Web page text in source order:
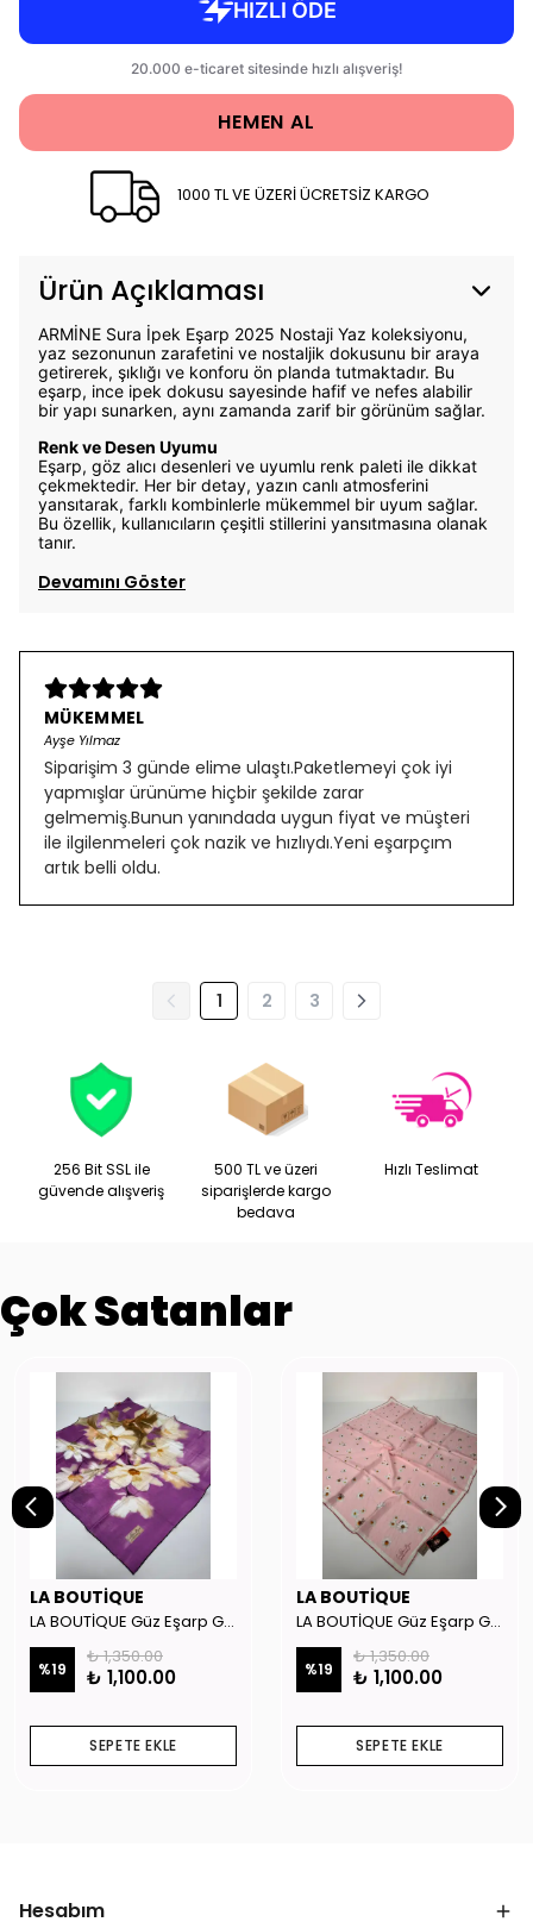
HEMEN AL
1000 TL VE ÜZERİ ÜCRETSİZ KARGO
Ürün Açıklaması
ARMİNE Sura İpek Eşarp 2025 Nostaji Yaz koleksiyonu,
yaz sezonunun zarafetini ve nostaljik dokusunu bir araya
getirerek, şıklığı ve konforu ön planda tutmaktadır. Bu
eşarp, ince ipek dokusu sayesinde hafif ve nefes alabilir
bir yapı sunarken, aynı zamanda zarif bir görünüm sağlar.
Renk ve Desen Uyumu
Eşarp, göz alıcı desenleri ve uyumlu renk paleti ile dikkat
çekmektedir. Her bir detay, yazın canlı atmosferini
yansıtarak, farklı kombinlerle mükemmel bir uyum sağlar.
Bu özellik, kullanıcıların çeşitli stillerini yansıtmasına olanak
tanır.
Devamını Göster
MÜKEMMEL
Ayşe Yılmaz
Siparişim 3 günde elime ulaştı.Paketlemeyi çok iyi
yapmışlar ürünüme hiçbir şekilde zarar
gelmemiş.Bunun yanındada uygun fiyat ve müşteri
ile ilgilenmeleri çok nazik ve hızlıydı.Yeni eşarpçım
artık belli oldu.
1 2 3
256 Bit SSL ile
güvende alışveriş
500 TL ve üzeri
siparişlerde kargo
bedava
Hızlı Teslimat
Çok Satanlar
LA BOUTİQUE
LA BOUTİQUE Güz Eşarp GYSE262908
%19
₺ 1,350.00
₺ 1,100.00
SEPETE EKLE
LA BOUTİQUE
LA BOUTİQUE Güz Eşarp GYSE130804
%19
₺ 1,350.00
₺ 1,100.00
SEPETE EKLE
Hesabım